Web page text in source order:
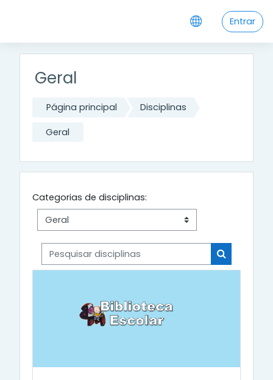
Entrar
Geral
Página principal Disciplinas
Geral
Categorias de disciplinas:
Pesquisar disciplinas
Pesquisar